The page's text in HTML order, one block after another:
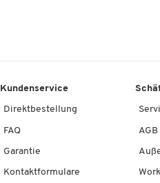
Kundenservice
Direktbestellung
FAQ
Garantie
Kontaktformulare
AGB